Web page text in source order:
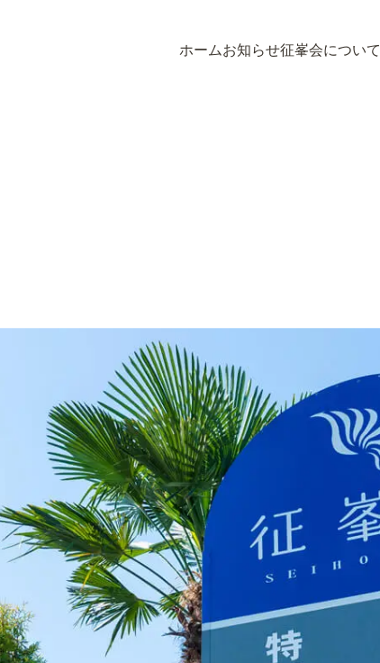
ホームお知らせ征峯会について